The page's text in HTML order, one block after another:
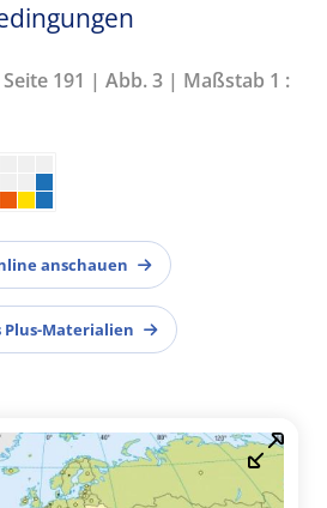
191 | Abb. 3 | Maßstab 1 :
anschauen
Plus-Materialien